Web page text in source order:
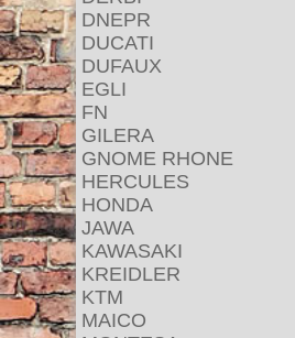
DNEPR
DUCATI
DUFAUX
EGLI
FN
GILERA
GNOME RHONE
HERCULES
HONDA
JAWA
KAWASAKI
KREIDLER
KTM
MAICO